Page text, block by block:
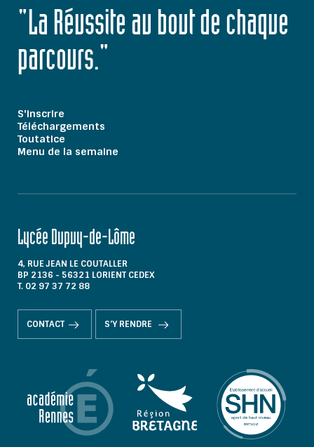
"La Réussite au bout de chaque
parcours."
S'inscrire
Téléchargements
Toutatice
Menu de la semaine
Lycée Dupuy-de-Lôme
4, RUE JEAN LE COUTALLER
BP 2136 - 56321 LORIENT CEDEX
T. 02 97 37 72 88
CONTACT S'Y RENDRE